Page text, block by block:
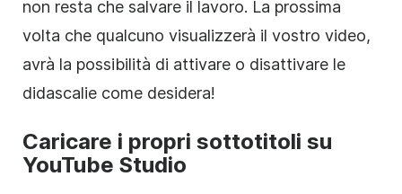
non resta che salvare il lavoro. La prossima
volta che qualcuno visualizzerà il vostro video,
avrà la possibilità di attivare o disattivare le
didascalie come desidera!
Caricare i propri sottotitoli su
YouTube Studio